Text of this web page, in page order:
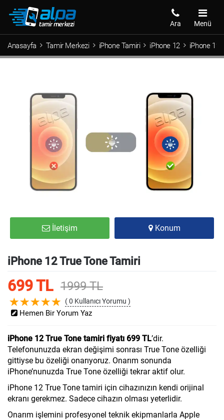
Menü
Ara
Anasayfa Tamir Merkezi iPhone Tamiri iPhone 12 iPhone 12
İletişim Konum
iPhone 12 True Tone Tamiri
699 TL 1999 TL
( 0 Kullanıcı Yorumu )
Hemen Bir Yorum Yaz
iPhone 12 True Tone tamiri fiyatı 699 TL’dir.
Telefonunuzda ekran değişimi sonrası True Tone özelliği
gittiyse bu özeliği onarıyoruz. Onarım sonunda
iPhone’nunuzda True Tone özelliği tekrar aktif olur.
iPhone 12 True Tone tamiri için cihazınızın kendi orijinal
ekranı gerekmez. Sadece cihazın olması yeterlidir.
Onarım işlemini profesyonel teknik ekipmanlarla Apple